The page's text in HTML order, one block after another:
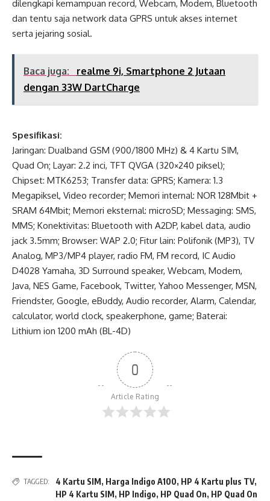
dilengkapi kemampuan record, Webcam, Modem, Bluetooth
dan tentu saja network data GPRS untuk akses internet
serta jejaring sosial.
Baca juga:
realme 9i, Smartphone 2 Jutaan
dengan 33W DartCharge
Spesifikasi:
Jaringan: Dualband GSM (900/1800 MHz) & 4 Kartu SIM,
Quad On; Layar: 2.2 inci, TFT QVGA (320×240 piksel);
Chipset: MTK6253; Transfer data: GPRS; Kamera: 1.3
Megapiksel, Video recorder; Memori internal: NOR 128Mbit +
SRAM 64Mbit; Memori eksternal: microSD; Messaging: SMS,
MMS; Konektivitas: Bluetooth with A2DP, kabel data, audio
jack 3.5mm; Browser: WAP 2.0; Fitur lain: Polifonik (MP3), TV
Analog, MP3/MP4 player, radio FM, FM record, IC Audio
D4028 Yamaha, 3D Surround speaker, Webcam, Modem,
Java, NES Game, Facebook, Twitter, Yahoo Messenger, MSN,
Friendster, Google, eBuddy, Audio recorder, Alarm, Calendar,
calculator, world clock, speakerphone, game; Baterai:
Lithium ion 1200 mAh (BL-4D)
0
Article Rating
TAGGED: 4 Kartu SIM, Harga Indigo A100, HP 4 Kartu plus TV,
HP 4 Kartu SIM, HP Indigo, HP Quad On, HP Quad On